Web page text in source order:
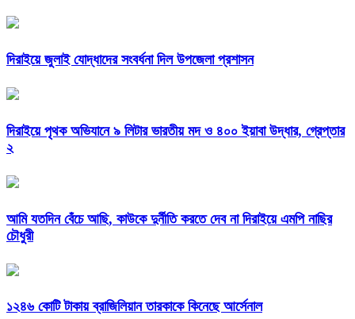
দিরাইয়ে জুলাই যোদ্ধাদের সংবর্ধনা দিল উপজেলা প্রশাসন
দিরাইয়ে পৃথক অভিযানে ৯ লিটার ভারতীয় মদ ও ৪০০ ইয়াবা উদ্ধার, গ্রেপ্তার
২
আমি যতদিন বেঁচে আছি, কাউকে দুর্নীতি করতে দেব না দিরাইয়ে এমপি নাছির
চৌধুরী
১২৪৬ কোটি টাকায় ব্রাজিলিয়ান তারকাকে কিনেছে আর্সেনাল